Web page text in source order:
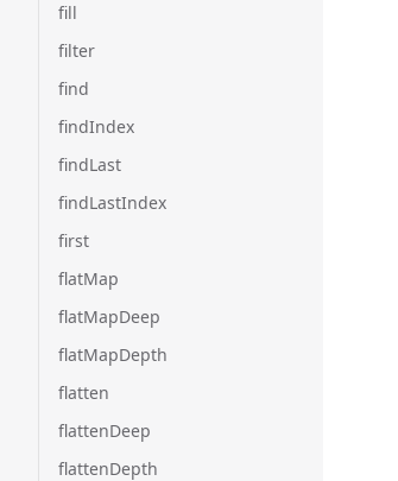
fill
filter
find
findIndex
findLast
findLastIndex
first
flatMap
flatMapDeep
flatMapDepth
flatten
flattenDeep
flattenDepth